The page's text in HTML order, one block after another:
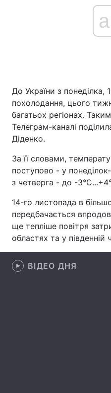
Головна
Україна
Економіка
Спорт
Техно і зв'язок
Зброя
Здоров'я
До України з понеділка,
похолодання, цього
багатьох регіонах.
Телеграм-каналі
Діденко.
За її словами,
поступово - у
з четверга - до -
14-го листопада в
передбачається
ще тепліше повітря
областях та у південній
ВІДЕО ДНЯ